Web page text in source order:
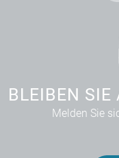
BLEIBEN SIE
Melden Sie